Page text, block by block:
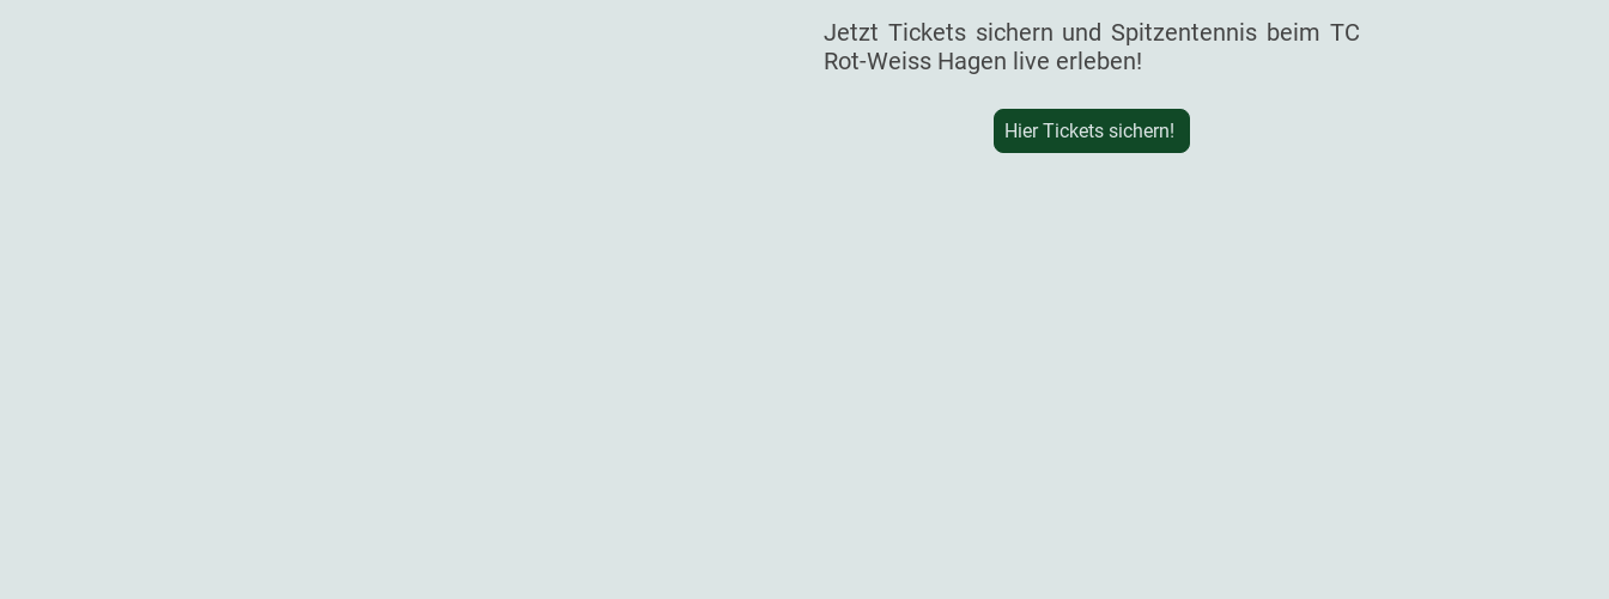
Jetzt Tickets sichern und Spitzentennis beim TC
Rot-Weiss Hagen live erleben!
Hier Tickets sichern!